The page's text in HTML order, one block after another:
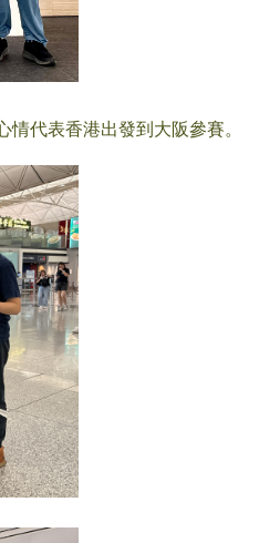
代表香港出發到大阪參賽。